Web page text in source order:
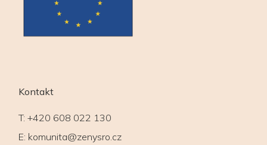
Kontakt
T: +420 608 022 130
E: komunita@zenysro.cz